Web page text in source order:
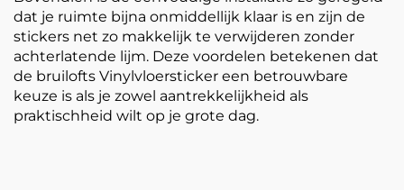
dat je ruimte bijna onmiddellijk klaar is en zijn de
stickers net zo makkelijk te verwijderen zonder
achterlatende lijm. Deze voordelen betekenen dat
de bruilofts Vinylvloersticker een betrouwbare
keuze is als je zowel aantrekkelijkheid als
praktischheid wilt op je grote dag.